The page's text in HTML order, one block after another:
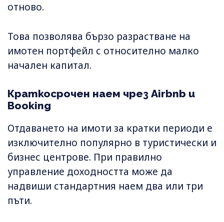
отново.
Това позволява бързо разрастване на
имотен портфейл с относително малко
начален капитал.
Краткосрочен наем чрез Airbnb и
Booking
Отдаването на имоти за кратки периоди е
изключително популярно в туристически и
бизнес центрове. При правилно
управление доходността може да
надвиши стандартния наем два или три
пъти.